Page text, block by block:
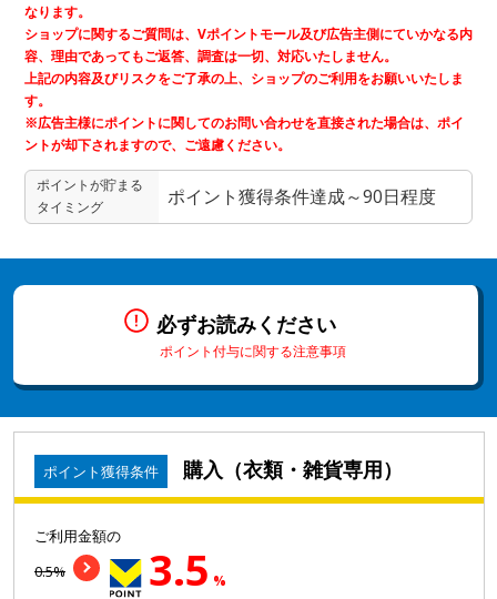
なります。
ショップに関するご質問は、Vポイントモール及び広告主側にていかなる内
容、理由であってもご返答、調査は一切、対応いたしません。
上記の内容及びリスクをご了承の上、ショップのご利用をお願いいたしま
す。
※広告主様にポイントに関してのお問い合わせを直接された場合は、ポイ
ントが却下されますので、ご遠慮ください。
ポイントが貯まる
タイミング
ポイント獲得条件達成～90日程度
必ずお読みください
ポイント付与に関する注意事項
ポイント獲得条件 購入（衣類・雑貨専用）
ご利用金額の
0.5%
3.5 %